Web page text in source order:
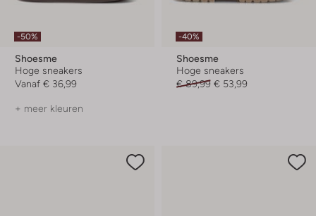
-50%
Shoesme
Hoge sneakers
Vanaf € 36,99
+ meer kleuren
-40%
Shoesme
Hoge sneakers
€ 89,99 € 53,99